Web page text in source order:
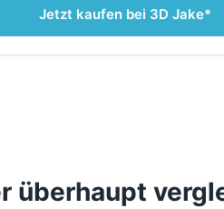
Jetzt kaufen bei 3D Jake*
überhaupt